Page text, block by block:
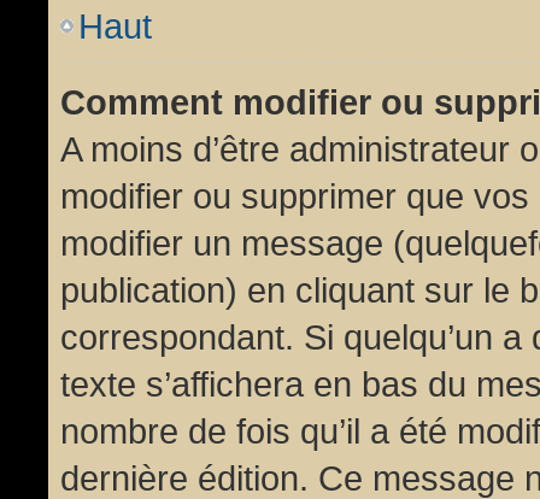
Haut
Comment modifier ou
A moins d’être administrateur
modifier ou supprimer que
modifier un message
publication) en cliquant sur le
correspondant. Si quelqu’un
texte s’affichera en bas du
nombre de fois qu’il a été
dernière édition. Ce message